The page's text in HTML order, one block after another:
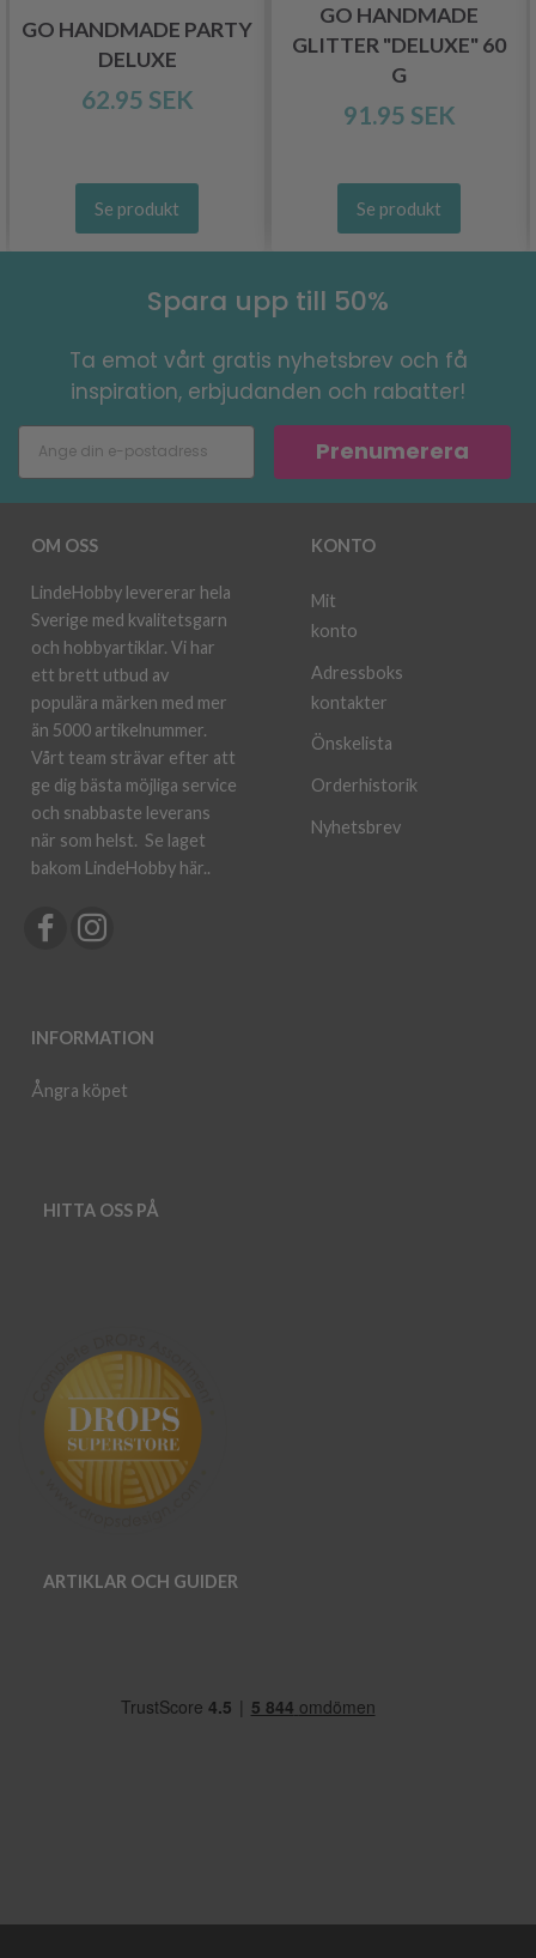
GO HANDMADE PARTY
DELUXE
62.95 SEK
Se produkt
GO HANDMADE
GLITTER "DELUXE" 60
G
91.95 SEK
Se produkt
Spara upp till 50%
Ta emot vårt gratis nyhetsbrev och få
inspiration, erbjudanden och rabatter!
Prenumerera
OM OSS
LindeHobby levererar hela
Sverige med kvalitetsgarn
och hobbyartiklar. Vi har
ett brett utbud av
populära märken med mer
än 5000 artikelnummer.
Vårt team strävar efter att
ge dig bästa möjliga service
och snabbaste leverans
när som helst. Se laget
bakom LindeHobby här..
INFORMATION
Ångra köpet
KONTO
Mit
konto
Adressboks
kontakter
Önskelista
Orderhistorik
Nyhetsbrev
HITTA OSS PÅ
ARTIKLAR OCH GUIDER